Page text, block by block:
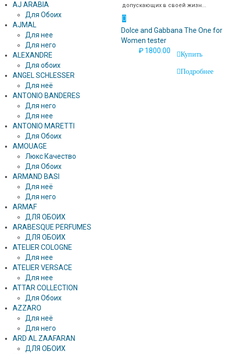
AJ ARABIA
Для Обоих
AJMAL
Для нее
Для него
ALEXANDRE
Для обоих
ANGEL SCHLESSER
Для неё
ANTONIO BANDERES
Для него
Для нее
ANTONIO MARETTI
Для Обоих
AMOUAGE
Люкс Качество
Для Обоих
ARMAND BASI
Для неё
Для него
ARMAF
ДЛЯ ОБОИХ
ARABESQUE PERFUMES
ДЛЯ ОБОИХ
ATELIER COLOGNE
Для нее
ATELIER VERSACE
Для нее
ATTAR COLLECTION
Для Обоих
AZZARO
Для неё
Для него
ARD AL ZAAFARAN
ДЛЯ ОБОИХ
допускающих в своей жизн...
Dolce and Gabbana The One for
Women tester
₽ 1800.00
Купить
Подробнее